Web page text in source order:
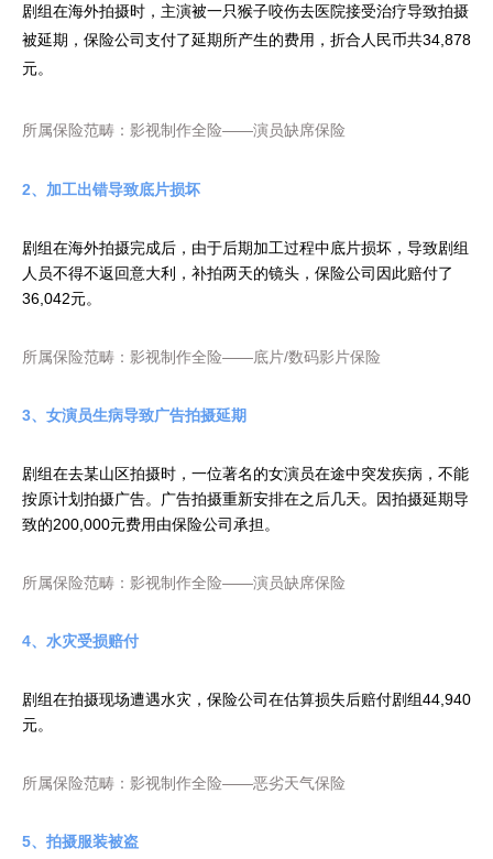
剧组在海外拍摄时，主演被一只猴子咬伤去医院接受治疗导致拍摄
被延期，保险公司支付了延期所产生的费用，折合人民币共34,878
元。
所属保险范畴：影视制作全险——演员缺席保险
2、加工出错导致底片损坏
剧组在海外拍摄完成后，由于后期加工过程中底片损坏，导致剧组
人员不得不返回意大利，补拍两天的镜头，保险公司因此赔付了
36,042元。
所属保险范畴：影视制作全险——底片/数码影片保险
3、女演员生病导致广告拍摄延期
剧组在去某山区拍摄时，一位著名的女演员在途中突发疾病，不能
按原计划拍摄广告。广告拍摄重新安排在之后几天。因拍摄延期导
致的200,000元费用由保险公司承担。
所属保险范畴：影视制作全险——演员缺席保险
4、水灾受损赔付
剧组在拍摄现场遭遇水灾，保险公司在估算损失后赔付剧组44,940
元。
所属保险范畴：影视制作全险——恶劣天气保险
5、拍摄服装被盗